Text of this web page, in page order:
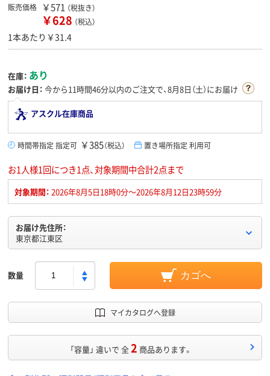
販売価格 ￥571 （税抜き）
￥628 （税込）
1本あたり￥31.4
在庫： あり
お届け日： 今から11時間46分以内のご注文で、8月8日（土）にお届け
アスクル在庫商品
時間帯指定 指定可 ￥385（税込） 置き場所指定 利用可
お1人様1回につき1点、対象期間中合計2点まで
対象期間： 2026年8月5日18時0分～2026年8月12日23時59分
お届け先住所：
東京都江東区
数量 カゴへ
マイカタログへ登録
「容量」 違いで 全2 商品あります。